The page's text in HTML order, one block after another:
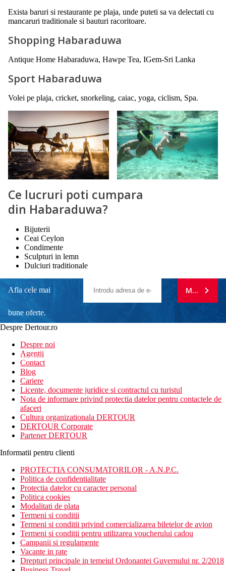
Exista baruri si restaurante pe plaja, unde puteti sa va delectati cu
mancaruri traditionale si bauturi racoritoare.
Shopping Habaraduwa
Antique Home Habaraduwa, Hawpe Tea, IGem‑Sri Lanka
Sport Habaraduwa
Volei pe plaja, cricket, snorkeling, caiac, yoga, ciclism, Spa.
Ce lucruri poti cumpara
din Habaraduwa?
Bijuterii
Ceai Ceylon
Condimente
Sculpturi in lemn
Dulciuri traditionale
Afla cele mai
bune oferte.
newsletter!
MA
Despre Dertour.ro
Despre noi
Agentii
Contact
Blog
Cariere
Licente, documente juridice si contractul cu turistul
Nota de informare privind protectia datelor pentru contactele de
afaceri
Cultura organizationala DERTOUR
DERTOUR Corporate
Partener DERTOUR
Informatii pentru clienti
PROTECTIA CONSUMATORILOR - A.N.P.C.
Politica de confidentialitate
Protectia datelor cu caracter personal
Politica cookies
Modalitati de plata
Termeni si conditii
Termeni si conditii privind comercializarea biletelor de avion
Termeni si conditii pentru utilizarea voucherului cadou
Campanii si regulamente
Vacante in rate
Drepturi principale in temeiul Ordonantei Guvernului nr. 2/2018